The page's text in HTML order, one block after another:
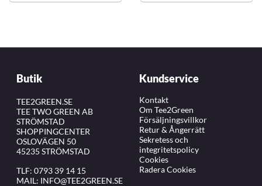
Butik
TEE2GREEN.SE
TEE TWO GREEN AB
STRÖMSTAD
SHOPPINGCENTER
OSLOVÄGEN 50
45235 STRÖMSTAD
TLF: 0793 39 14 15
MAIL: INFO@TEE2GREEN.SE
Kundservice
Kontakt
Om Tee2Green
Försäljningsvillkor
Retur & Ångerrätt
Sekretess och
integritetspolicy
Cookies
Radera Cookies